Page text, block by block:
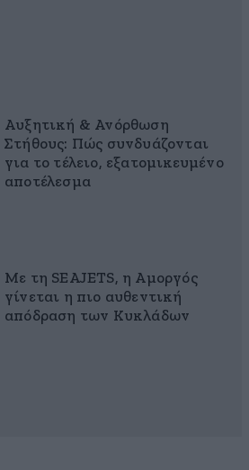
Αυξητική & Ανόρθωση
Στήθους: Πώς συνδυάζονται
για το τέλειο, εξατομικευμένο
αποτέλεσμα
Με τη SEAJETS, η Αμοργός
γίνεται η πιο αυθεντική
απόδραση των Κυκλάδων